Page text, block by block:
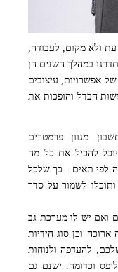
ולא מקום, לעבודה,
במהלך השנים הן
אפשרויות, עיצובים
הבדל והופכות את
מגוון פרמטרים
להכיל את כל מה
לפי תאים - כך שלכל
לשמור על סדר
ואם יש לו מערכת גב
ארוכה וכן סוג הידיות
להעדפה ולנוחות
וכדומה. ישנם גם